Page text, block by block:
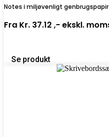
Notes i miljøvenligt
Fra Kr. 37.12 ,- ekskl.
Se produkt